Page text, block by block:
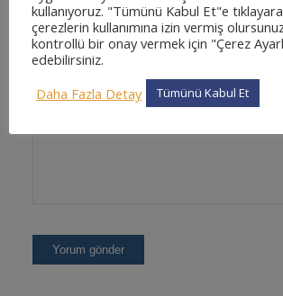
kullanıyoruz. "Tümünü Kabul Et"e
çerezlerin kullanımına izin vermiş
kontrollü bir onay vermek için "Çerez
edebilirsiniz.
Daha Fazla Detay
Tümünü Kabul Et